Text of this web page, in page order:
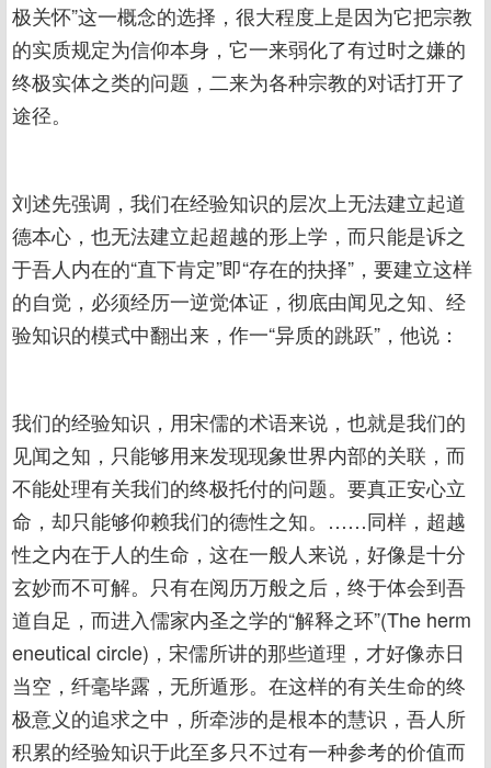
极关怀”这一概念的选择，很大程度上是因为它把宗教
的实质规定为信仰本身，它一来弱化了有过时之嫌的
终极实体之类的问题，二来为各种宗教的对话打开了
途径。
刘述先强调，我们在经验知识的层次上无法建立起道
德本心，也无法建立起超越的形上学，而只能是诉之
于吾人内在的“直下肯定”即“存在的抉择”，要建立这样
的自觉，必须经历一逆觉体证，彻底由闻见之知、经
验知识的模式中翻出来，作一“异质的跳跃”，他说：
我们的经验知识，用宋儒的术语来说，也就是我们的
见闻之知，只能够用来发现现象世界内部的关联，而
不能处理有关我们的终极托付的问题。要真正安心立
命，却只能够仰赖我们的德性之知。……同样，超越
性之内在于人的生命，这在一般人来说，好像是十分
玄妙而不可解。只有在阅历万般之后，终于体会到吾
道自足，而进入儒家内圣之学的“解释之环”(The herm
eneutical circle)，宋儒所讲的那些道理，才好像赤日
当空，纤毫毕露，无所遁形。在这样的有关生命的终
极意义的追求之中，所牵涉的是根本的慧识，吾人所
积累的经验知识于此至多只不过有一种参考的价值而